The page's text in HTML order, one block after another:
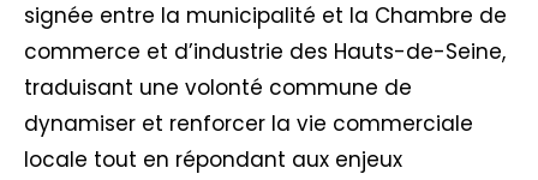
signée entre la municipalité et la Chambre de
commerce et d’industrie des Hauts-de-Seine,
traduisant une volonté commune de
dynamiser et renforcer la vie commerciale
locale tout en répondant aux enjeux